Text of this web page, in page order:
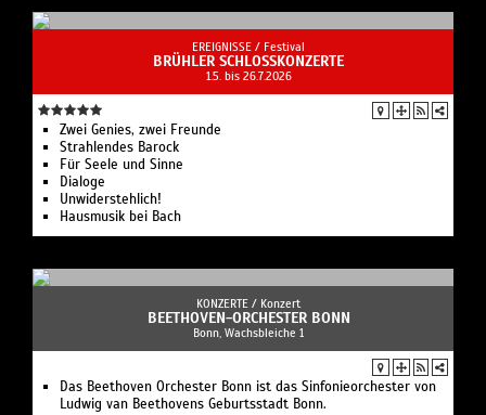
EREIGNISSE / Festival
BRÜHLER SCHLOSSKONZERTE
1.5. bis 26.7.2026
Zwei Genies, zwei Freunde
Strahlendes Barock
Für Seele und Sinne
Dialoge
Unwiderstehlich!
Hausmusik bei Bach
KONZERTE / Konzert
BEETHOVEN-ORCHESTER BONN
Bonn, Wachsbleiche 1
Das Beethoven Orchester Bonn ist das Sinfonieorchester von
Ludwig van Beethovens Geburtsstadt Bonn.